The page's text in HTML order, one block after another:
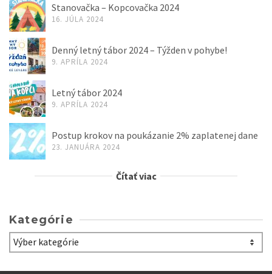
Stanovačka – Kopcovačka 2024
16. JÚLA 2024
Denný letný tábor 2024 – Týžden v pohybe!
9. APRÍLA 2024
Letný tábor 2024
9. APRÍLA 2024
Postup krokov na poukázanie 2% zaplatenej dane
23. JANUÁRA 2024
Čítať viac
Kategórie
Kategórie